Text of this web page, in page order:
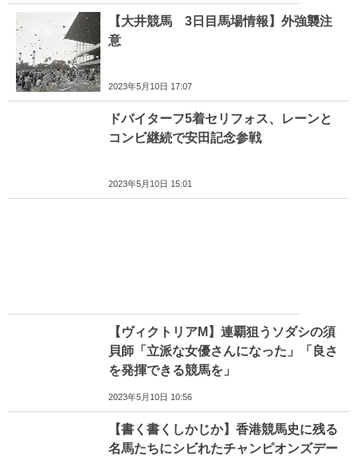
【大井競馬 3日目馬場情報】外強襲注
意
2023年5月10日 17:07
ドバイターフ5着セリフォス、レーンと
コンビ継続で安田記念参戦
2023年5月10日 15:01
【ヴィクトリアM】連覇狙うソダシの須
貝師「立派な女優さんになった」「良さ
を発揮できる競馬を」
2023年5月10日 10:56
【書く書くしかじか】香港競馬史に残る
名馬たちにシビれたチャンピオンズデー